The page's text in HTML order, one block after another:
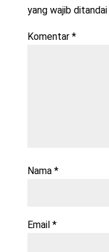
yang wajib ditandai
Komentar *
Nama *
Email *